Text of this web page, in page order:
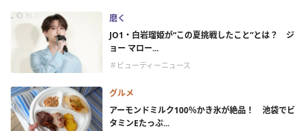
磨く
JO1・白岩瑠姫が“この夏挑戦したこと”とは？ ジ
ョー マロー...
＃ビューティーニュース
グルメ
アーモンドミルク100％かき氷が絶品！ 池袋でビ
タミンEたっぷ...